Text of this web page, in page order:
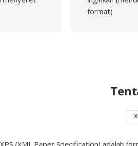
format)
XPS (XML Paper Specification) adalah